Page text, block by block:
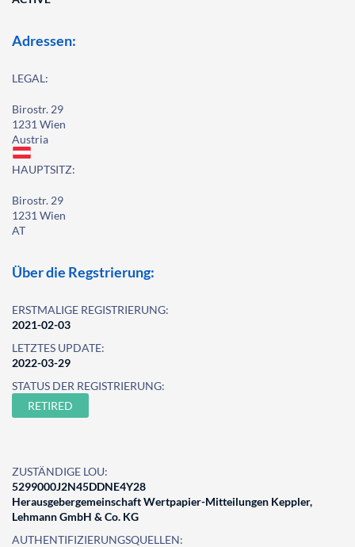
Adressen:
LEGAL:
Birostr. 29
1231 Wien
Austria
HAUPTSITZ:
Birostr. 29
1231 Wien
AT
Über die Regstrierung:
ERSTMALIGE REGISTRIERUNG:
2021-02-03
LETZTES UPDATE:
2022-03-29
STATUS DER REGISTRIERUNG:
RETIRED
ZUSTÄNDIGE LOU:
5299000J2N45DDNE4Y28
Herausgebergemeinschaft Wertpapier-Mitteilungen Keppler,
Lehmann GmbH & Co. KG
AUTHENTIFIZIERUNGSQUELLEN: